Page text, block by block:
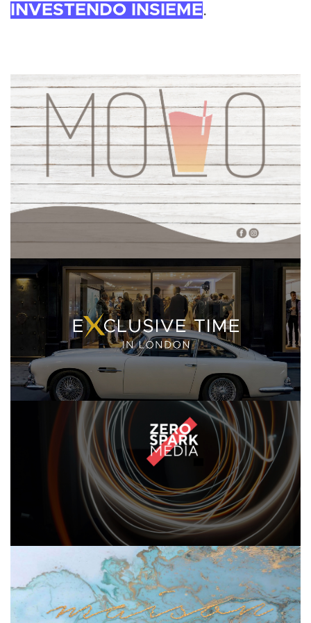
INVESTENDO INSIEME.